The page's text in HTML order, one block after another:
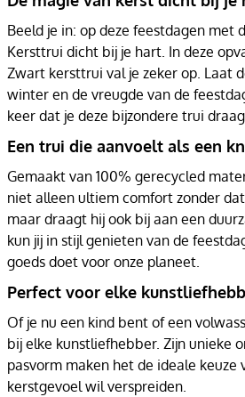
Beeld je in: op deze feestdagen met
Kersttrui dicht bij je hart. In deze
Zwart kersttrui val je zeker op. Laat
winter en de vreugde van de
keer dat je deze bijzondere trui
Een trui die aanvoelt als een
Gemaakt van 100% gerecycled
niet alleen ultiem comfort zonder
maar draagt hij ook bij aan een
kun jij in stijl genieten van de
goeds doet voor onze planeet.
Perfect voor elke
Of je nu een kind bent of een
bij elke kunstliefhebber. Zijn unieke
pasvorm maken het de ideale keuze
kerstgevoel wil verspreiden.